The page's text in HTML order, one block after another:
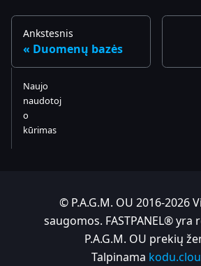
Ankstesnis
Duomenų bazės
Naujo
naudotoj
o
kūrimas
© P.A.G.M. OU 2016-2026
saugomos. FASTPANEL® yra
P.A.G.M. OU prekių
Talpinama